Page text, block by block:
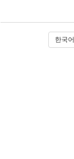
한국어